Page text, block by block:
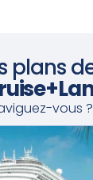
plans
vous ?